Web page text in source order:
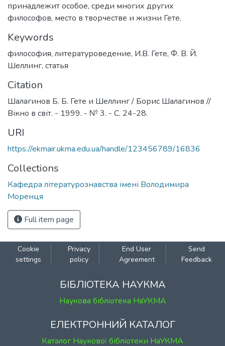
принадлежит особое, среди многих других
философов, место в творчестве и жизни Гете.
Keywords
философия, литературоведение, И.В. Гете, Ф. В. Й.
Шеллинг, статья
Citation
Шалагинов Б. Б. Гете и Шеллинг / Борис Шалагинов //
Вікно в світ. - 1999. - № 3. - С. 24-28.
URI
https://ekmair.ukma.edu.ua/handle/123456789/16836
Collections
Кафедра літературознавства імені Володимира
Моренця
Full item page
Cookie
settings
Privacy
policy
End User
Agreement
Send
Feedback
БІБЛІОТЕКА НАУКМА
Наукова бібліотека НаУКМА
ЕЛЕКТРОННИЙ КАТАЛОГ
Каталог Наукової бібліотеки НаУКМА